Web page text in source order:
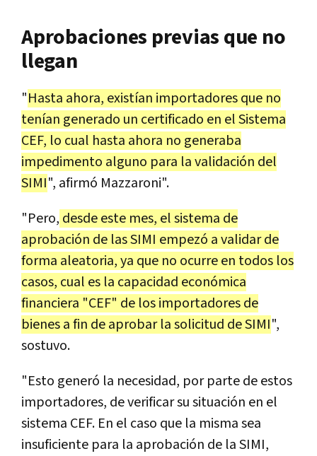
Aprobaciones previas que no
llegan
"Hasta ahora, existían importadores que no
tenían generado un certificado en el Sistema
CEF, lo cual hasta ahora no generaba
impedimento alguno para la validación del
SIMI", afirmó Mazzaroni".
"Pero, desde este mes, el sistema de
aprobación de las SIMI empezó a validar de
forma aleatoria, ya que no ocurre en todos los
casos, cual es la capacidad económica
financiera "CEF" de los importadores de
bienes a fin de aprobar la solicitud de SIMI",
sostuvo.
"Esto generó la necesidad, por parte de estos
importadores, de verificar su situación en el
sistema CEF. En el caso que la misma sea
insuficiente para la aprobación de la SIMI,